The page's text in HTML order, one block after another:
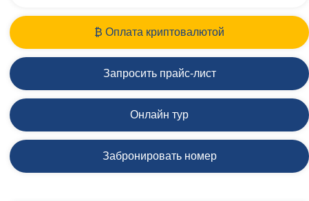
₿ Оплата криптовалютой
Запросить прайс-лист
Онлайн тур
Забронировать номер